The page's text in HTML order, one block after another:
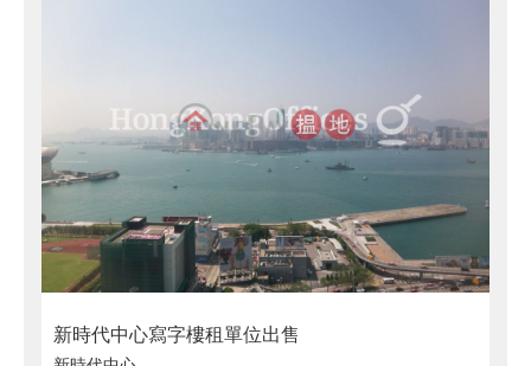
新時代中心寫字樓租單位出售